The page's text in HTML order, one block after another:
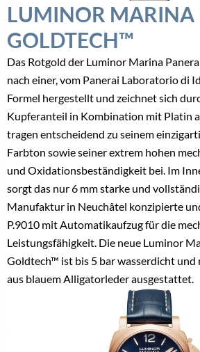
LUMINOR MARINA
GOLDTECH™
Das Rotgold der Luminor Marina
nach einer, vom Panerai Laboratorio di
Formel hergestellt und zeichnet sich
Kupferanteil in Kombination mit Platin
tragen entscheidend zu seinem
Farbton sowie seiner extrem hohen
und Oxidationsbeständigkeit bei. Im
sorgt das nur 6 mm starke und
Manufaktur in Neuchâtel konzipierte
P.9010 mit Automatikaufzug für die
Leistungsfähigkeit. Die neue Luminor
Goldtech™ ist bis 5 bar wasserdicht und
aus blauem Alligatorleder ausgestattet.